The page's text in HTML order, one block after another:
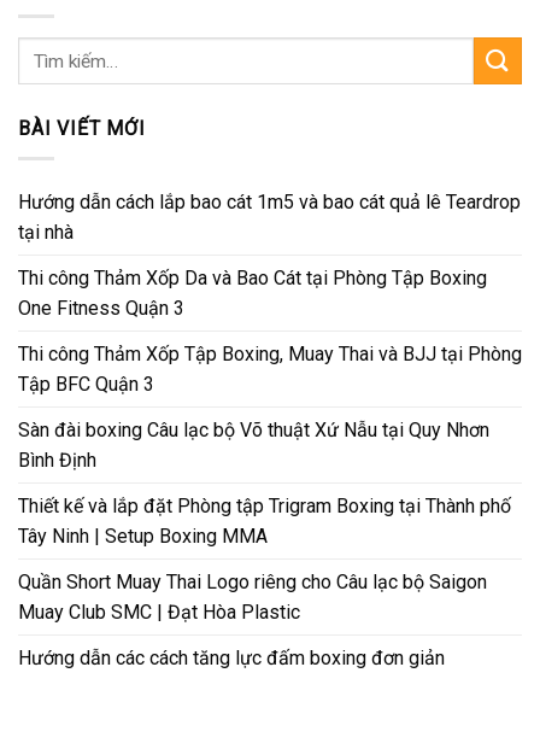
Tìm
kiếm:
BÀI VIẾT MỚI
Hướng dẫn cách lắp bao cát 1m5 và bao cát quả lê Teardrop
tại nhà
Thi công Thảm Xốp Da và Bao Cát tại Phòng Tập Boxing
One Fitness Quận 3
Thi công Thảm Xốp Tập Boxing, Muay Thai và BJJ tại Phòng
Tập BFC Quận 3
Sàn đài boxing Câu lạc bộ Võ thuật Xứ Nẫu tại Quy Nhơn
Bình Định
Thiết kế và lắp đặt Phòng tập Trigram Boxing tại Thành phố
Tây Ninh | Setup Boxing MMA
Quần Short Muay Thai Logo riêng cho Câu lạc bộ Saigon
Muay Club SMC | Đạt Hòa Plastic
Hướng dẫn các cách tăng lực đấm boxing đơn giản